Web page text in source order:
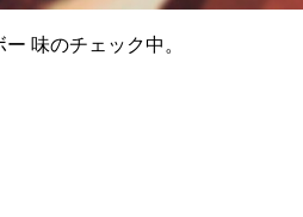
味のチェック中。